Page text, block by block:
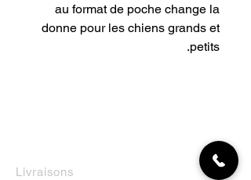
au format de poche change la
donne pour les chiens grands et
petits.
Livraisons